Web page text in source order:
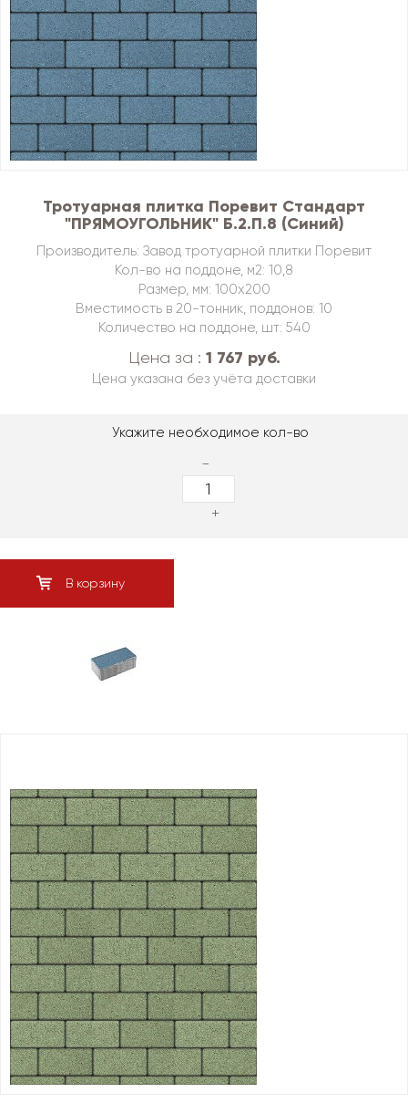
Тротуарная плитка Поревит Стандарт
"ПРЯМОУГОЛЬНИК" Б.2.П.8 (Синий)
Производитель: Завод тротуарной плитки Поревит
Кол-во на поддоне, м2: 10,8
Размер, мм: 100х200
Вместимость в 20-тонник, поддонов: 10
Количество на поддоне, шт: 540
Цена за : 1 767 руб.
Цена указана без учёта доставки
Укажите необходимое кол-во
-
+
В корзину